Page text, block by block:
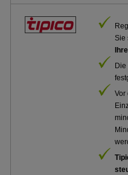
Sie
Vor